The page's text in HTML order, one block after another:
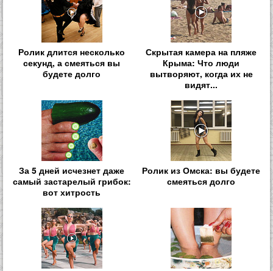
Ролик длится несколько
секунд, а смеяться вы
будете долго
Скрытая камера на пляже
Крыма: Что люди
вытворяют, когда их не
видят...
За 5 дней исчезнет даже
самый застарелый грибок:
вот хитрость
Ролик из Омска: вы будете
смеяться долго